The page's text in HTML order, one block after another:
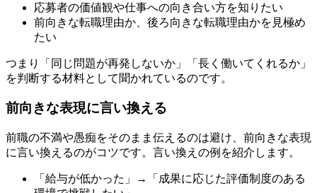
応募者の価値観や仕事への向き合い方を知りたい
前向きな転職理由か、後ろ向きな転職理由かを見極め
たい
つまり「同じ問題が再発しないか」「長く働いてくれるか」
を判断する材料として聞かれているのです。
前向きな表現に言い換える
前職の不満や愚痴をそのまま伝えるのは避け、前向きな表現
に言い換えるのがコツです。言い換えの例を紹介します。
「給与が低かった」→「成果に応じた評価制度のある